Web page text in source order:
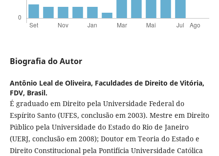
Biografia do Autor
Antônio Leal de Oliveira, Faculdades de Direito de Vitória,
FDV, Brasil.
É graduado em Direito pela Universidade Federal do
Espírito Santo (UFES, conclusão em 2003). Mestre em Direito
Público pela Universidade do Estado do Rio de Janeiro
(UERJ, conclusão em 2008); Doutor em Teoria do Estado e
Direito Constitucional pela Pontifícia Universidade Católica